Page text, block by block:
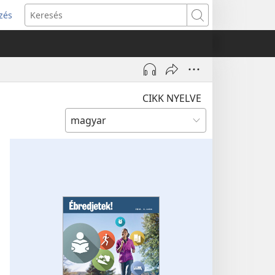
Keresés
CIKK NYELVE